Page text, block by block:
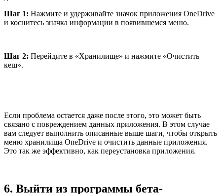
Шаг 1: Нажмите и удерживайте значок приложения OneDrive
и коснитесь значка информации в появившемся меню.
Шаг 2: Перейдите в «Хранилище» и нажмите «Очистить
кеш».
Если проблема остается даже после этого, это может быть
связано с повреждением данных приложения. В этом случае
вам следует выполнить описанные выше шаги, чтобы открыть
меню хранилища OneDrive и очистить данные приложения.
Это так же эффективно, как переустановка приложения.
6. Выйти из программы бета-